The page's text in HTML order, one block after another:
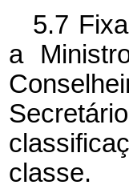
5.7
a
classe.